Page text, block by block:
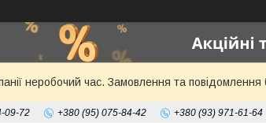
неробочий час. Замовлення та
09-72 +380 (95) 075-84-42 +380 (93) 971-61-64